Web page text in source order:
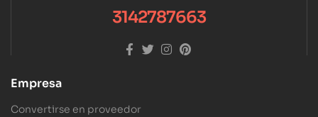
3142787663
Empresa
Convertirse en proveedor